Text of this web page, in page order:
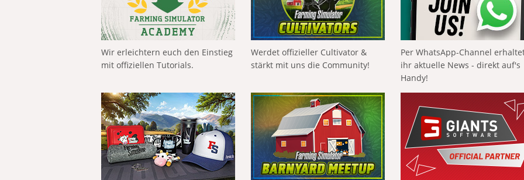
Wir erleichtern euch den Einstieg
mit offiziellen Tutorials.
Werdet offizieller Cultivator &
stärkt mit uns die Community!
Per WhatsApp-Channel
ihr aktuelle News - direkt auf's
Handy!